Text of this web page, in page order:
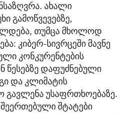
ახალი
გამოწვევებზე,
თუმცა მხოლოდ
კიბერ-სივრცეში მავნე
კონკურენტების
წესებზე დაფუძნებული
და კლიმატის
უსაფრთხოებაზე.
შეერთებული შტატები